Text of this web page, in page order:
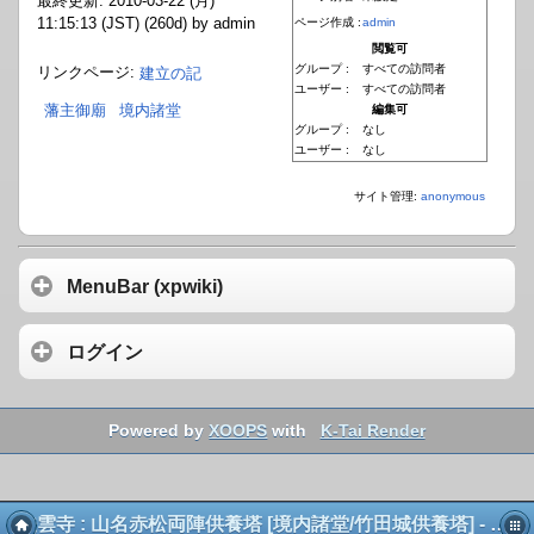
ページ作成 :admin
閲覧可
グループ :
すべての訪問者
ユーザー :
すべての訪問者
編集可
グループ :
なし
ユーザー :
なし
11:15:13 (JST) (260d) by admin
リンクページ: 建立の記
藩主御廟 境内諸堂
サイト管理: anonymous
MenuBar (xpwiki)
ログイン
Powered byXOOPS with K-Tai Render
法雲寺 : 山名赤松両陣供養塔 [境内諸堂/竹田城供養塔] - 東林山法雲寺のホームページ